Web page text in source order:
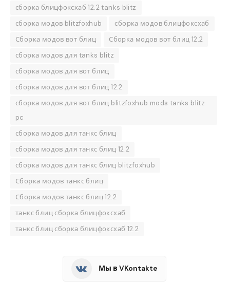
сборка блицфоксхаб 12.2 tanks blitz
сборка модов blitzfoxhub
сборка модов блицфоксхаб
Сборка модов вот блиц
Сборка модов вот блиц 12.2
сборка модов для tanks blitz
сборка модов для вот блиц
сборка модов для вот блиц 12.2
сборка модов для вот блиц blitzfoxhub mods tanks blitz
pc
сборка модов для танкс блиц
сборка модов для танкс блиц 12.2
сборка модов для танкс блиц blitzfoxhub
Сборка модов танкс блиц
Сборка модов танкс блиц 12.2
танкс блиц сборка блицфоксхаб
танкс блиц сборка блицфоксхаб 12.2
Мы в VKontakte